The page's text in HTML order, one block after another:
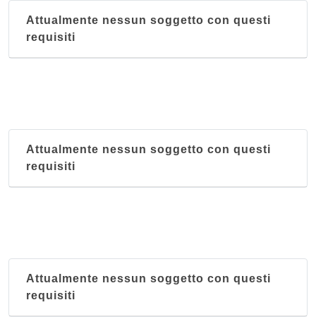
Attualmente nessun soggetto con questi
requisiti
Attualmente nessun soggetto con questi
requisiti
Attualmente nessun soggetto con questi
requisiti